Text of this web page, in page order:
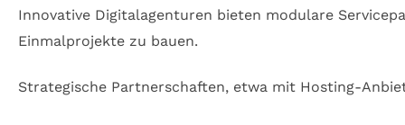
Innovative Digitalagenturen bieten modulare
Einmalprojekte zu bauen.
Strategische Partnerschaften, etwa mit Hosting-